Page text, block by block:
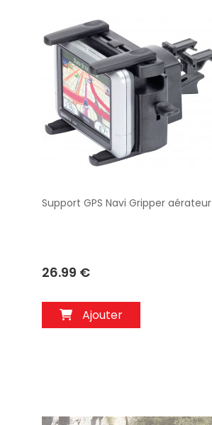
Aperçu
Support GPS Navi Gripper aérateur
26.99 €
Ajouter